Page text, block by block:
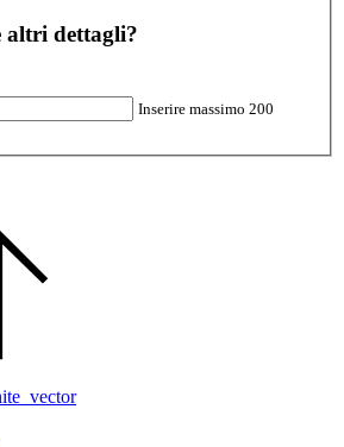
altri dettagli?
Inserire massimo 200